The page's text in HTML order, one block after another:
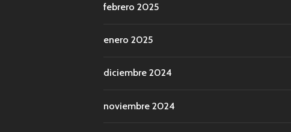
febrero 2025
enero 2025
diciembre 2024
noviembre 2024